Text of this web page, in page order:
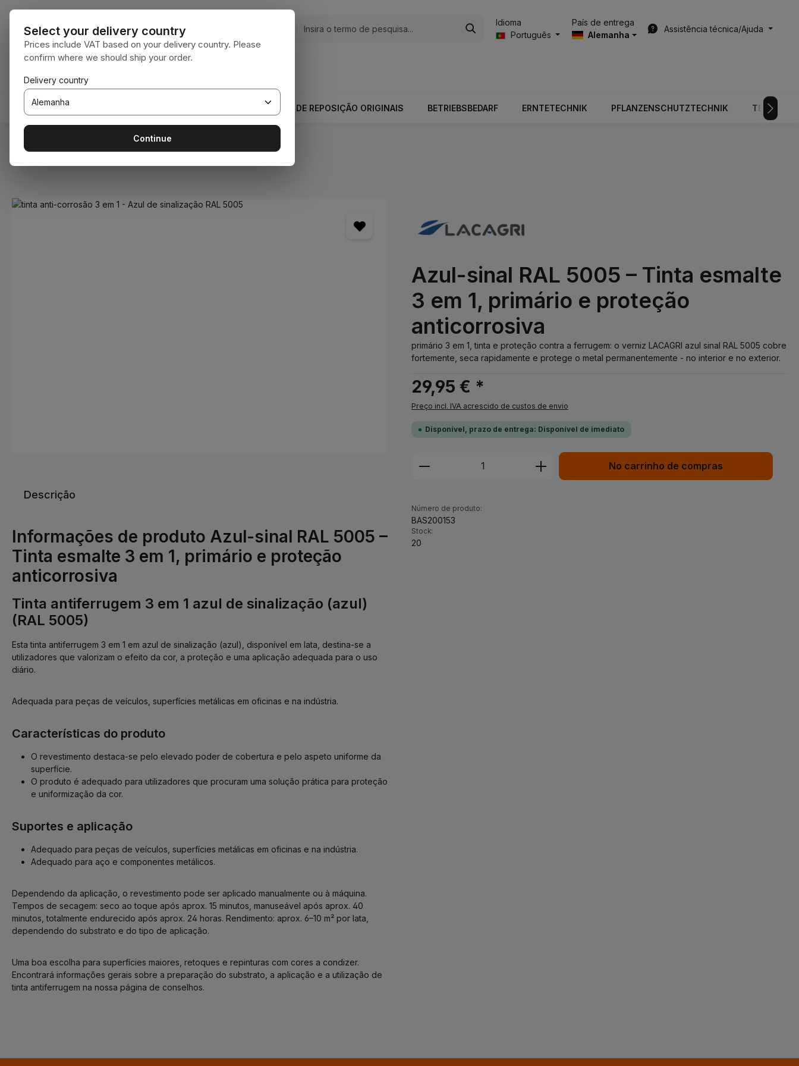
o conteúdo principal
Saltar para a pesquisa
Saltar para a navegação principal
Idioma
Português
País de entrega
Alemanha
Assistência técnica/Ajuda
HOME PEÇAS DE REPOSIÇÃO ORIGINAIS BETRIEBSBEDARF ERNTETECHNIK PFLANZENSCHUTZTECHNIK
Você está aqui:
Ignorar galeria de imagens
Azul-sinal RAL 5005 – Tinta esmalte
3 em 1, primário e proteção
anticorrosiva
primário 3 em 1, tinta e proteção contra a ferrugem: o verniz LACAGRI azul sinal RAL 5005 cobre
fortemente, seca rapidamente e protege o metal permanentemente - no interior e no exterior.
29,95 € *
Preço incl. IVA acrescido de custos de envio
Disponível, prazo de entrega: Disponível de imediato
Quantidade do Produto: Insira a quantidade desejada
No carrinho de compras
Número de produto:
BAS200153
Stock:
20
Descrição
Informações de produto Azul-sinal RAL 5005 –
Tinta esmalte 3 em 1, primário e proteção
anticorrosiva
Tinta antiferrugem 3 em 1 azul de sinalização (azul)
(RAL 5005)
Esta tinta antiferrugem 3 em 1 em azul de sinalização (azul), disponível em lata, destina-se a
utilizadores que valorizam o efeito da cor, a proteção e uma aplicação adequada para o uso
diário.
Adequada para peças de veículos, superfícies metálicas em oficinas e na indústria.
Características do produto
O revestimento destaca-se pelo elevado poder de cobertura e pelo aspeto uniforme da
superfície.
O produto é adequado para utilizadores que procuram uma solução prática para proteção
e uniformização da cor.
Suportes e aplicação
Adequado para peças de veículos, superfícies metálicas em oficinas e na indústria.
Adequado para aço e componentes metálicos.
Dependendo da aplicação, o revestimento pode ser aplicado manualmente ou à máquina.
Tempos de secagem: seco ao toque após aprox. 15 minutos, manuseável após aprox. 40
minutos, totalmente endurecido após aprox. 24 horas. Rendimento: aprox. 6–10 m² por lata,
dependendo do substrato e do tipo de aplicação.
Uma boa escolha para superfícies maiores, retoques e repinturas com cores a condizer.
Encontrará informações gerais sobre a preparação do substrato, a aplicação e a utilização de
tinta antiferrugem na nossa página de conselhos.
Select your delivery country
Prices include VAT based on your delivery country. Please
confirm where we should ship your order.
Delivery country
Continue